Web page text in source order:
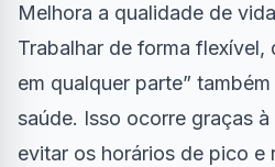
Melhora a qualidade de vida
Trabalhar de forma flexível,
em qualquer parte”
saúde. Isso ocorre graças
evitar os horários de pico e